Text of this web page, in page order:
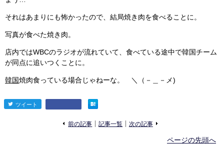
それはあまりにも怖かったので、結局焼き肉を食べることに。
写真が食べた焼き肉。
店内ではWBCのラジオが流れていて、食べている途中で韓国チーム
が同点に追いつくことに。
韓国焼肉食っている場合じゃねーな。 ＼（－＿－メ)
entry746
ツイート
«
前の記事 記事一覧 次の記事
ページの先頭へ